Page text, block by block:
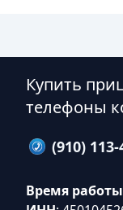
Купить
телефоны
(910) 113-
Время работы